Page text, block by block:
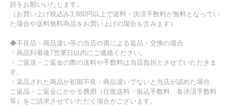
担をお願いいたします。
（お買い上げ税込み3,980円以上で送料・決済手数料が無料となってい
た場合や送料無料商品をお買い上げの場合も含みます）
◆不良品・商品違い等の当店の責による返品・交換の場合
・商品到着後7営業日以内にご連絡ください。
・ご返送・ご返金の際の送料や手数料は当店負担とさせていただきま
す。
・返品された商品が初期不良・商品違いでないと当店が認めた場合、
ご返品・ご返金にかかる費用（往復送料・振込手数料、各決済手数料
等）をご請求させていただく場合がございます。